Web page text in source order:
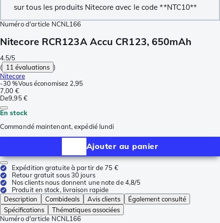
sur tous les produits Nitecore avec le code **NTC10**
Numéro d'article NCNL166
Nitecore RCR123A Accu CR123, 650mAh
4.5/5
( 11 évaluations )
Nitecore
-30 %Vous économisez 2,95
7,00 €
De9,95 €
En stock
Commandé maintenant, expédié lundi
Ajouter au panier
Expédition gratuite à partir de 75 €
Retour gratuit sous 30 jours
Nos clients nous donnent une note de 4,8/5
Produit en stock, livraison rapide
Description
Combideals Avis clients
Également consulté
Spécifications
Thématiques associées
Numéro d'article NCNL166